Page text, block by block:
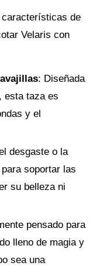
de
Velaris con
: Diseñada
esta taza es
y el
desgaste o la
soportar las
su belleza ni
pensado para
lleno de magia y
sea una